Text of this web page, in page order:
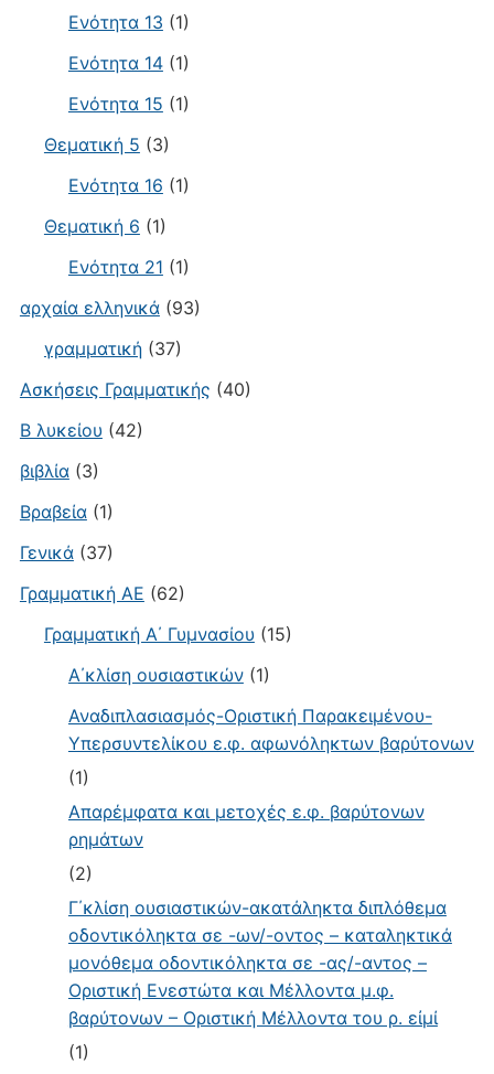
Ενότητα 13 (1)
Ενότητα 14(1)
Ενότητα 15 (1)
Θεματική 5 (3)
Ενότητα 16 (1)
Θεματική 6 (1)
Ενότητα 21 (1)
αρχαία ελληνικά(93)
γραμματική(37)
Ασκήσεις Γραμματικής (40)
Β λυκείου (42)
βιβλία(3)
Βραβεία(1)
Γενικά(37)
Γραμματική ΑΕ (62)
Γραμματική Α΄ Γυμνασίου (15)
Α΄κλίση ουσιαστικών(1)
Αναδιπλασιασμός-Οριστική Παρακειμένου-
Υπερσυντελίκου ε.φ. αφωνόληκτων βαρύτονων
(1)
Απαρέμφατα και μετοχές ε.φ. βαρύτονων
ρημάτων
(2)
Γ΄κλίση ουσιαστικών-ακατάληκτα διπλόθεμα
οδοντικόληκτα σε -ων/-οντος – καταληκτικά
μονόθεμα οδοντικόληκτα σε -ας/-αντος –
Οριστική Ενεστώτα και Μέλλοντα μ.φ.
βαρύτονων – Οριστική Μέλλοντα του ρ. εἰμί
(1)